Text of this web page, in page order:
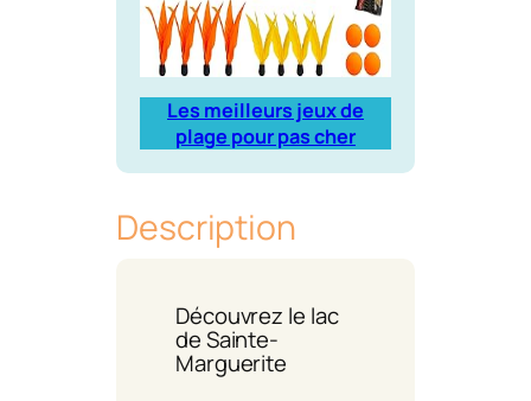
Les meilleurs jeux de
plage pour pas cher
Description
Découvrez le lac
de Sainte-
Marguerite